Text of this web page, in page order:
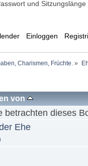
und Sitzungslänge
Einloggen
Charismen, Früchte. »
von
betrachten dieses
Ehe